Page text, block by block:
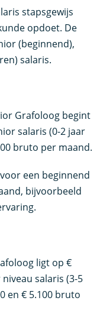
stapsgewijs
opdoet. De
(beginnend),
salaris.
Grafoloog begint
salaris (0-2 jaar
bruto per maand.
een beginnend
bijvoorbeeld
ligt op €
salaris (3-5
en € 5.100 bruto